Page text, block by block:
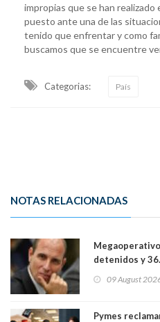
impropias que se han realizado
puesto ante una de las
tenido que enfrentar y como
buscamos que se encuentre
Categorias: País
NOTAS RELACIONADAS
detenidos y
09 August
Pymes